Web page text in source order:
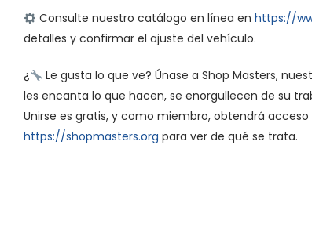
Consulte nuestro catálogo en línea en https://
detalles y confirmar el ajuste del vehículo.
¿
Le gusta lo que ve? Únase a Shop Masters,
les encanta lo que hacen, se enorgullecen de su
Unirse es gratis, y como miembro, obtendrá
https://shopmasters.org para ver de qué se trata.